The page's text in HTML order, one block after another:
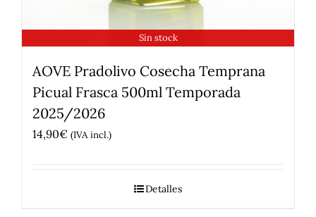
Sin stock
AOVE Pradolivo Cosecha Temprana
Picual Frasca 500ml Temporada
2025/2026
14,90€ (IVA incl.)
Detalles